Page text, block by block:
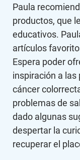
Paula
productos, que
educativos.
artículos
Espera poder
inspiración a las
cáncer
problemas de
dado algunas
despertar la
recuperar el